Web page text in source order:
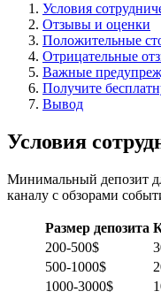
Условия
Отзывы и оценки
Положительные
Отрицательные
Важные
Получите
Вывод
Условия
Минимальный депозит
каналу с обзорами
Размер депозита
200-500$
500-1000$
1000-3000$